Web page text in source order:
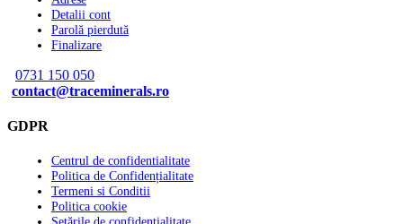
Detalii cont
Parolă pierdută
Finalizare
0731 150 050
contact@traceminerals.ro
GDPR
Centrul de confidentialitate
Politica de Confidențialitate
Termeni si Conditii
Politica cookie